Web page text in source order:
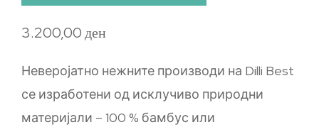
3.200,00ден
Неверојатно нежните производи на Dilli Best
се изработени од исклучиво природни
материјали – 100 % бамбус или